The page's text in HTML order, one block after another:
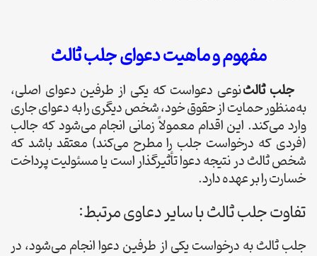
مفهوم و ماهیت دعوای جلب ثالث
جلب ثالثنوعی دعواست که یکی از طرفین دعوای اصلی،
به‌منظور حمایت از حقوق خود، شخص دیگری را به دعوای جاری
وارد می‌کند. این اقدام معمولاً زمانی انجام می‌شود که جالب
(فردی که درخواست جلب را مطرح می‌کند) معتقد باشد که
شخص ثالث در نتیجه دعوا تأثیرگذار است یا مسئولیت پرداخت
خسارت را بر عهده دارد.
تفاوت جلب ثالث با سایر دعاوی مرتبط:
جلب ثالث به درخواست یکی از طرفین دعوا انجام می‌شود، در